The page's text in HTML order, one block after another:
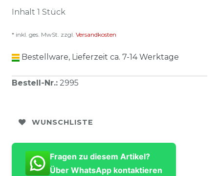
Inhalt 1 Stück
* inkl. ges. MwSt. zzgl. Versandkosten
Bestellware, Lieferzeit ca. 7-14 Werktage
Bestell-Nr.: 2995
WUNSCHLISTE
Fragen zu diesem Artikel?
Über WhatsApp kontaktieren